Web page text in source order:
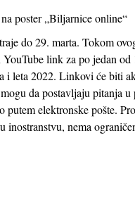
poster „Biljarnice online“
do 29. marta. Tokom
link za po jedan
i leta 2022. Linkovi će biti
da postavljaju pitanja
elektronske pošte.
inostranstvu, nema